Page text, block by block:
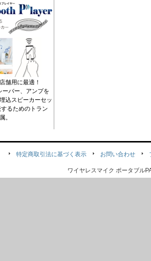
舗用に最適！
ーバー、アンプを
込スピーカーセッ
するためのトラン
。
特定商取引法に基づく表示 お問い合わせ
ワイヤレスマイク ポータブル